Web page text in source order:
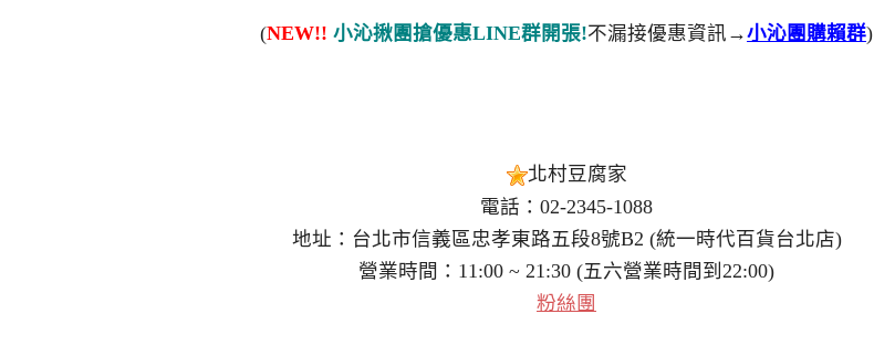
(NEW!! 小沁揪團搶優惠LINE群開張!不漏接優惠資訊→小沁團購賴群)
北村豆腐家
電話：02-2345-1088
地址：台北市信義區忠孝東路五段8號B2 (統一時代百貨台北店)
營業時間：11:00 ~ 21:30 (五六營業時間到22:00)
粉絲團